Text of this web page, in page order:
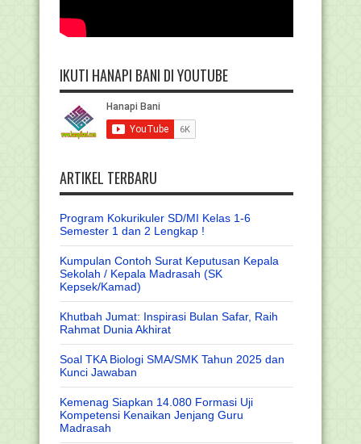
IKUTI HANAPI BANI DI YOUTUBE
ARTIKEL TERBARU
Program Kokurikuler SD/MI Kelas 1-6
Semester 1 dan 2 Lengkap !
Kumpulan Contoh Surat Keputusan Kepala
Sekolah / Kepala Madrasah (SK
Kepsek/Kamad)
Khutbah Jumat: Inspirasi Bulan Safar, Raih
Rahmat Dunia Akhirat
Soal TKA Biologi SMA/SMK Tahun 2025 dan
Kunci Jawaban
Kemenag Siapkan 14.080 Formasi Uji
Kompetensi Kenaikan Jenjang Guru
Madrasah